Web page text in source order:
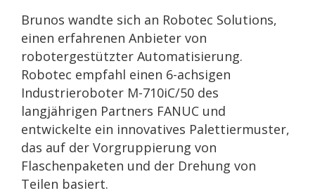
Brunos wandte sich an Robotec Solutions,
einen erfahrenen Anbieter von
robotergestützter Automatisierung.
Robotec empfahl einen 6-achsigen
Industrieroboter M-710iC/50 des
langjährigen Partners FANUC und
entwickelte ein innovatives Palettiermuster,
das auf der Vorgruppierung von
Flaschenpaketen und der Drehung von
Teilen basiert.